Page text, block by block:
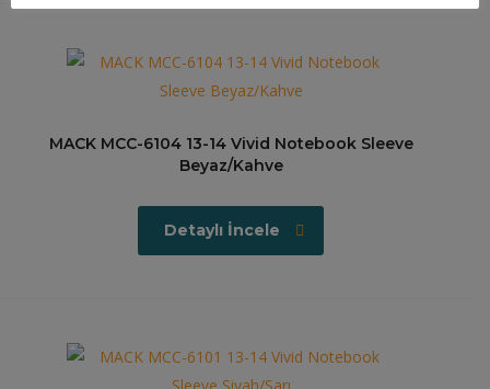
MACK MCC-6104 13-14 Vivid Notebook Sleeve
Beyaz/Kahve
Detaylı İncele